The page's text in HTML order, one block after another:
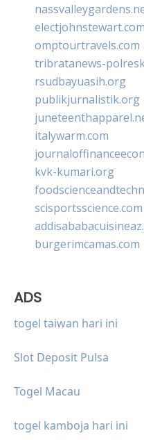
electjohnstewart.com
omptourtravels.com
tribratanews-
rsudbayuasih.org
publikjurnalistik.org
italywarm.com
kvk-kumari.org
scisportsscience.com
burgerimcamas.com
ADS
togel taiwan hari ini
Slot Deposit Pulsa
Togel Macau
togel kamboja hari ini